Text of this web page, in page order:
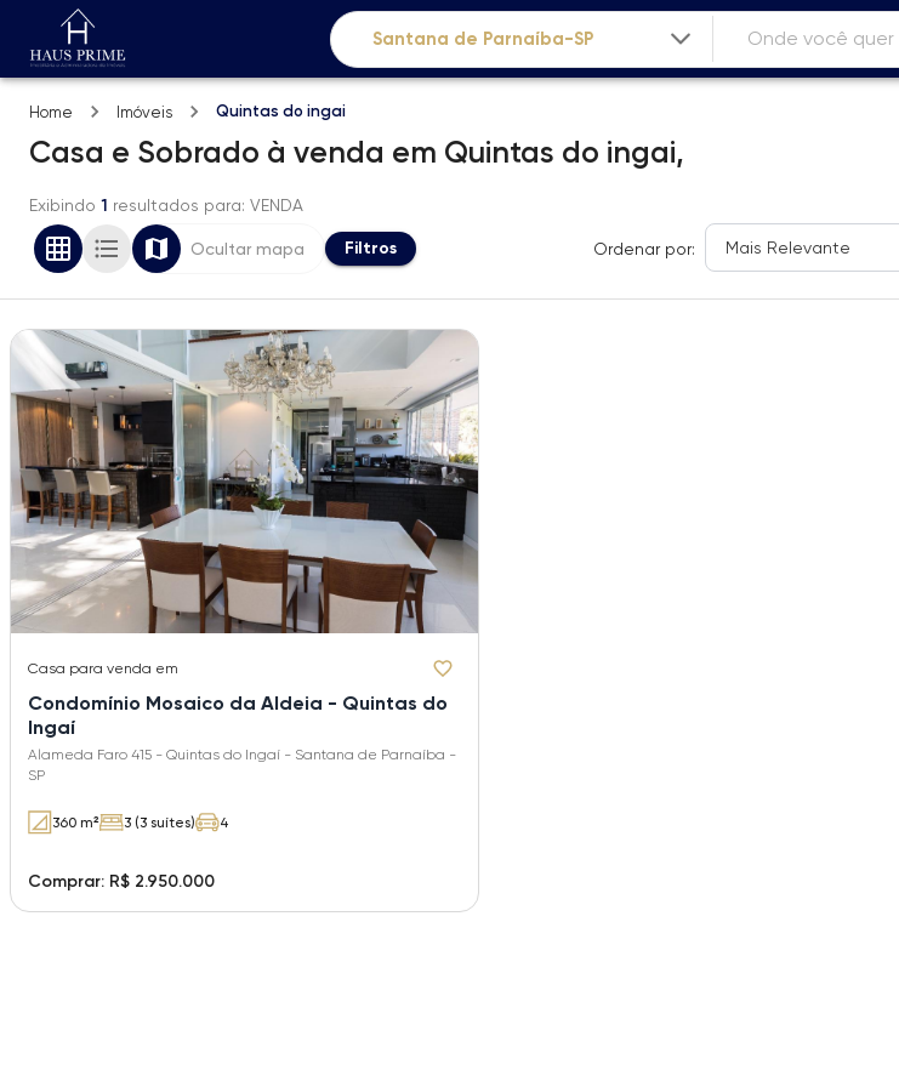
Home Imóveis Quintas do ingai
Casa e Sobrado à venda em Quintas do ingai,
Exibindo 1 resultados para: VENDA
Ocultar mapa Filtros Ordenar por: Mais Relevante
Casa para venda em
Condomínio Mosaico da Aldeia - Quintas do
Ingaí
Alameda Faro 415 - Quintas do Ingaí - Santana de Parnaíba -
SP
360 m² 3 (3 suítes) 4
Comprar: R$ 2.950.000